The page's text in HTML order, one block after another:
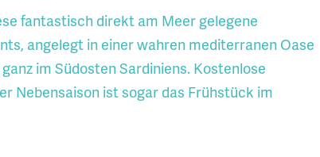
fantastisch direkt am Meer gelegene
angelegt in einer wahren mediterranen Oase
im Südosten Sardiniens. Kostenlose
Nebensaison ist sogar das Frühstück im